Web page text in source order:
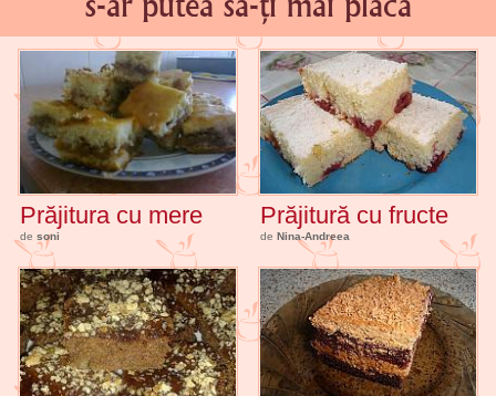
Prăjitura cu mere
de soni
Prăjitură cu fructe
de Nina-Andreea